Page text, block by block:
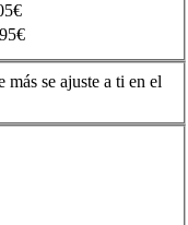
se ajuste a ti en el